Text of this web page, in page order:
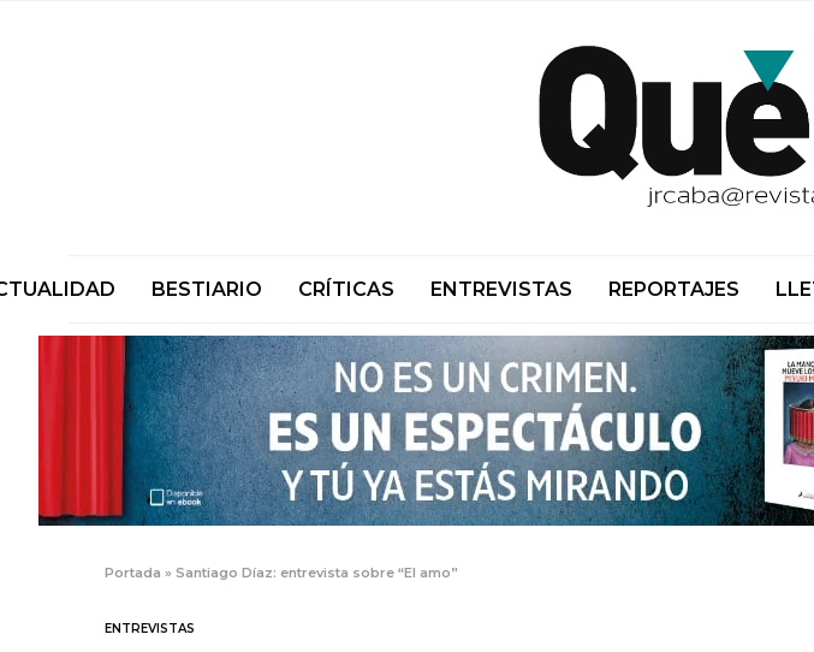
BESTIARIO CRÍTICAS ENTREVISTAS REPORTAJES
Portada »Santiago Díaz: entrevista sobre “El amo”
ENTREVISTAS